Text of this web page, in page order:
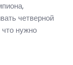
четверной
нужно